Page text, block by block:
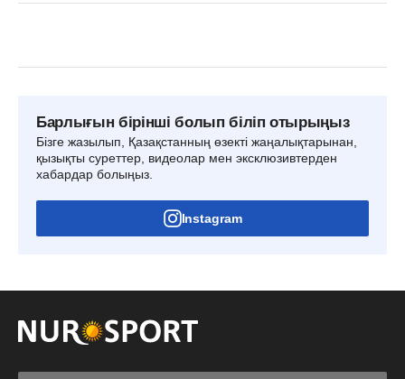
Барлығын бірінші болып біліп отырыңыз
Бізге жазылып, Қазақстанның өзекті жаңалықтарынан,
қызықты суреттер, видеолар мен эксклюзивтерден
хабардар болыңыз.
Instagram